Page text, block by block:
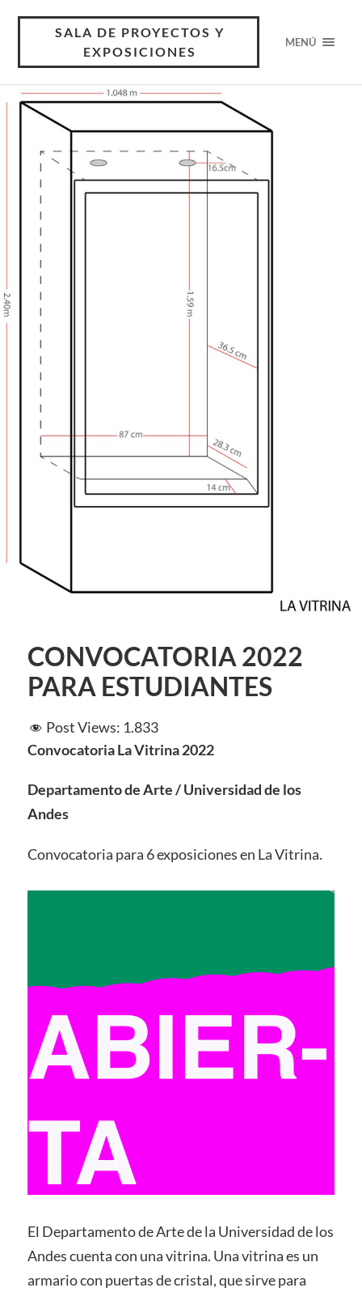
SALA DE PROYECTOS Y
EXPOSICIONES
MENÚ
CONVOCATORIA 2022
PARA ESTUDIANTES
Post Views: 1.833
Convocatoria La Vitrina 2022
Departamento de Arte / Universidad de los
Andes
Convocatoria para 6 exposiciones en La Vitrina.
El Departamento de Arte de la Universidad de los
Andes cuenta con una vitrina. Una vitrina es un
armario con puertas de cristal, que sirve para